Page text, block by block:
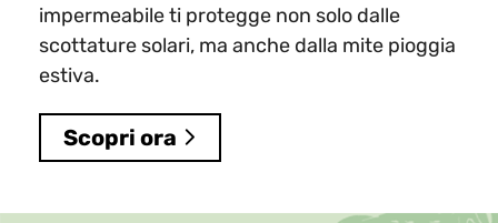
impermeabile ti protegge non solo dalle
scottature solari, ma anche dalla mite pioggia
estiva.
Scopri ora